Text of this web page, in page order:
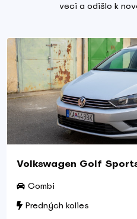
veci a odišlo k
Volkswagen Golf
Combi
Predných kolies